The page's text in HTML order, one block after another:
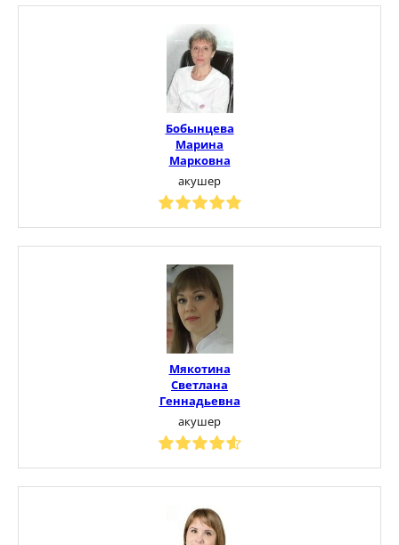
Бобынцева
Марина
Марковна
акушер
Мякотина
Светлана
Геннадьевна
акушер